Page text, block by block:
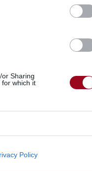
Sharing
which it
Policy